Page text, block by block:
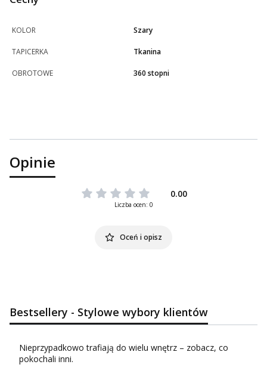
KOLOR Szary
TAPICERKA Tkanina
OBROTOWE 360 stopni
Opinie
0.00
Liczba ocen: 0
Oceń i opisz
Bestsellery - Stylowe wybory klientów
Nieprzypadkowo trafiają do wielu wnętrz – zobacz, co
pokochali inni.